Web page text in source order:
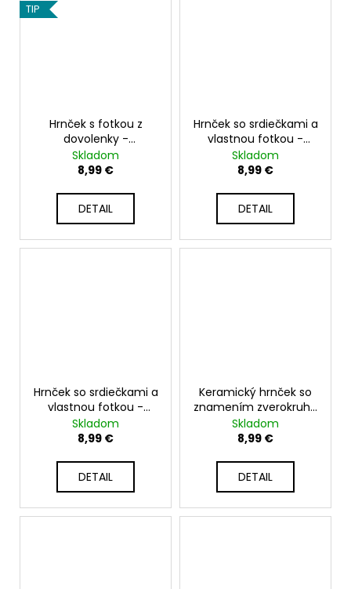
TIP
Hrnček s fotkou z
dovolenky -
cestovateľský motív -
330ml
Skladom
8,99 €
DETAIL
Hrnček so srdiečkami a
vlastnou fotkou -
330ml
Skladom
8,99 €
DETAIL
Hrnček so srdiečkami a
vlastnou fotkou -
330ml
Skladom
8,99 €
DETAIL
Keramický hrnček so
znamením zverokruhu
- 330ml
Skladom
8,99 €
DETAIL